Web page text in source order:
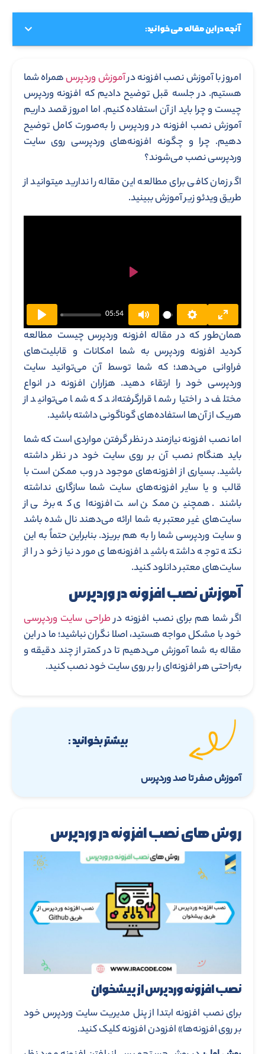
آنچه در این مقاله می خوانید:
امروز با آموزش نصب افزونه درآموزش وردپرسهمراه شما
هستیم. در جلسه قبل توضیح دادیم که افزونه وردپرس
چیست و چرا باید از آن استفاده کنیم. اما امروز قصد داریم
آموزش نصب افزونه در وردپرس را به‌صورت کامل توضیح
دهیم. چرا و چگونه افزونه‌های وردپرسی روی سایت
وردپرسی نصب می‌شوند؟
اگر زمان کافی برای مطالعه این مقاله را ندارید میتوانید از
طریق ویدئو زیر آموزش ببینید.
05:54
Play
همان‌طور که در مقاله افزونه وردپرس چیست مطالعه
کردید افزونه وردپرس به شما امکانات و قابلیت‌های
فراوانی می‌دهد؛ که شما توسط آن می‌توانید سایت
وردپرسی خود را ارتقاء دهید. هزاران افزونه در انواع
مختلف در اختیار شما قرارگرفته‌اند که شما می‌توانید از
هریک از آن‌ها استفاده‌های گوناگونی داشته باشید.
اما نصب افزونه نیازمند در نظر گرفتن مواردی است که شما
باید هنگام نصب آن بر روی سایت خود در نظر داشته
باشید. بسیاری از افزونه‌های موجود در وب ممکن است با
قالب و یا سایر افزونه‌های سایت شما سازگاری نداشته
باشند. همچنین ممکن است افزونه‌ای که برخی از
سایت‌های غیر معتبر به شما ارائه می‌دهند نال شده باشد
و سایت وردپرسی شما را به هم بریزد. بنابراین حتماً به این
نکته توجه داشته باشید افزونه‌‌های مورد نیاز خود را از
سایت‌‌های معتبر دانلود کنید.
آموزش نصب افزونه در وردپرس
اگر شما هم برای نصب افزونه درطراحی سایت وردپرسی
خود با مشکل مواجه هستید، اصلا نگران نباشید؛ ما در این
مقاله به شما آموزش می‌‌دهیم تا در کمتر از چند دقیقه و
به‌‌راحتی هر افزونه‌‌ای را بر روی سایت خود نصب کنید.
بیشتر بخوانید :
آموزش صفر تا صد وردپرس
روش های نصب افزونه در وردپرس
نصب افزونه وردپرس از پیشخوان
برای نصب افزونه ابتدا از پنل مدیریت سایت وردپرس خود
بر روی افزونه‌ها» افزودن افزونه کلیک کنید.